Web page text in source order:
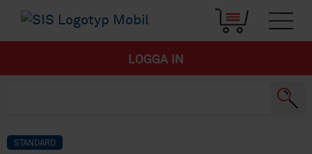
LOGGA IN
STANDARD